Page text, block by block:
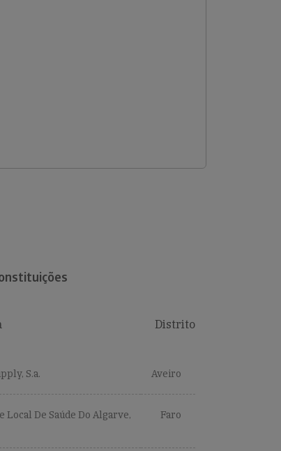
Distrito
S.a. Aveiro
Local De Saúde Do Algarve,
Faro